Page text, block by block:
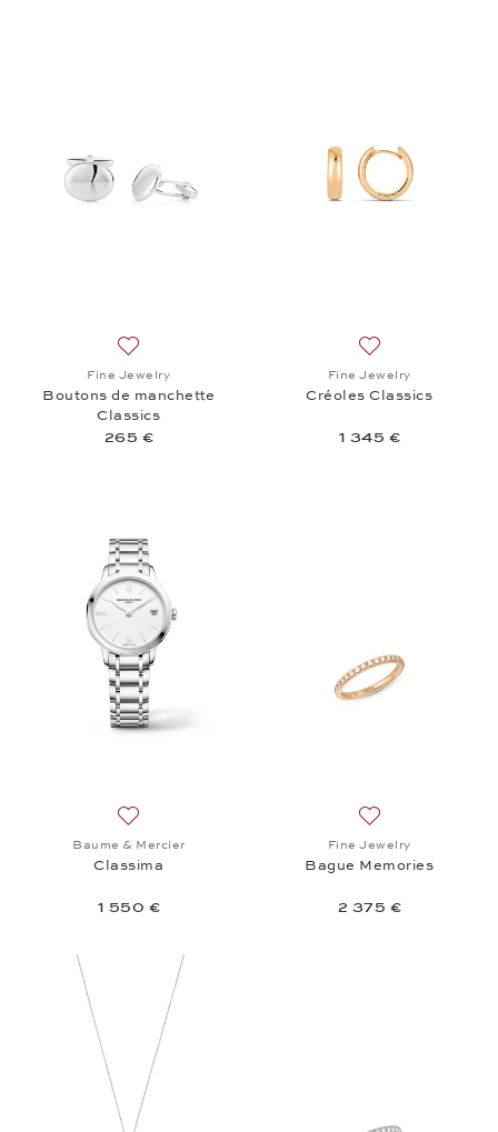
Fine Jewelry
Boutons de manchette
Classics
265 €
Fine Jewelry
Créoles Classics
1 345 €
Baume & Mercier
Classima
1 550 €
Fine Jewelry
Bague Memories
2 375 €